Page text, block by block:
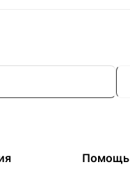
Помощь